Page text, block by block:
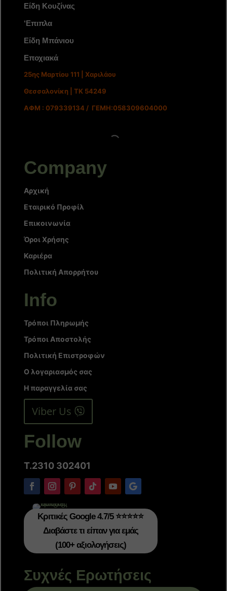
Είδη Κουζίνας
‘Επιπλα
Είδη Μπάνιου
Εποχιακά
25ης Μαρτίου 111 | Χαριλάου
Θεσσαλονίκη | ΤΚ 54249
ΑΦΜ : 079339134 / ΓΕΜΗ:058309604000
Company
Αρχική
Εταιρικό Προφίλ
Επικοινωνία
Όροι Χρήσης
Καριέρα
Πολιτική Απορρήτου
Info
Τρόποι Πληρωμής
Τρόποι Αποστολής
Πολιτική Επιστροφών
Ο λογαριασμός σας
Η παραγγελία σας
Viber Us
Follow
T.2310 302401
Κριτικές Google 4.7/5 ⭐⭐⭐⭐⭐
Διαβάστε τι είπαν για εμάς
(100+ αξιολογήσεις)
Συχνές Ερωτήσεις